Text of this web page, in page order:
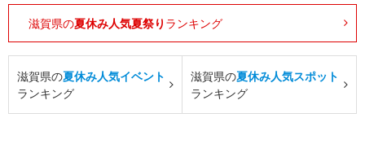
滋賀県の夏休み人気夏祭り ランキング
滋賀県の夏休み人気イベント
ランキング
滋賀県の夏休み人気スポット
ランキング